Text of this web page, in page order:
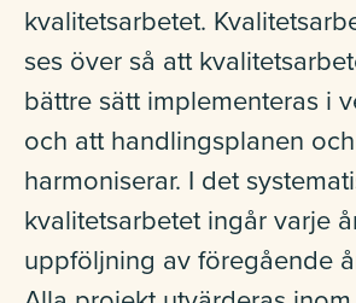
kvalitetsarbetet.
ses över så att
bättre sätt implementeras i
och att handlingsplanen
harmoniserar. I det
kvalitetsarbetet ingår varje
uppföljning av föregående